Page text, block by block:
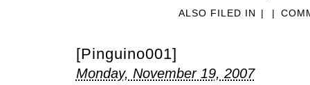
ALSO FILED IN | |
[Pinguino001]
Monday, November 19, 2007